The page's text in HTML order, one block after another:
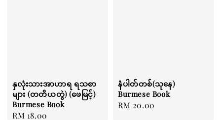
နှလုံးသားအာဟာရ ရသစာ
များ (တတိယတွဲ) (ဖေမြင့်)
Burmese Book
Regular
RM 18.00
နံပါတ်တစ်(သုနေ)
Burmese Book
Regular
RM 20.00